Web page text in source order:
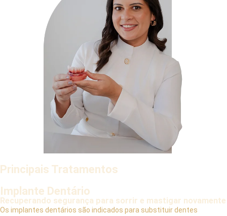
Principais Tratamentos
Implante Dentário
Recuperando segurança para sorrir e mastigar novamente
Os implantes dentários são indicados para substituir dentes